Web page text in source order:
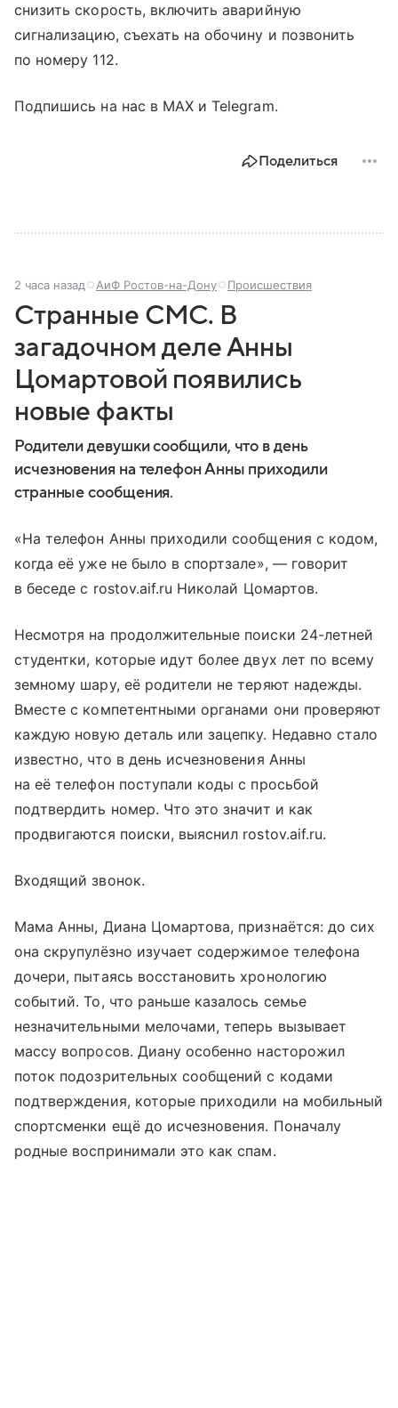
снизить скорость, включить аварийную
сигнализацию, съехать на обочину и позвонить
по номеру 112.
Подпишись на нас в MAX и Telegram.
Поделиться
2 часа назад АиФ Ростов-на-Дону Происшествия
Странные СМС. В
загадочном деле Анны
Цомартовой появились
новые факты
Родители девушки сообщили, что в день
исчезновения на телефон Анны приходили
странные сообщения.
«На телефон Анны приходили сообщения с кодом,
когда её уже не было в спортзале», — говорит
в беседе с rostov.aif.ru Николай Цомартов.
Несмотря на продолжительные поиски 24-летней
студентки, которые идут более двух лет по всему
земному шару, её родители не теряют надежды.
Вместе с компетентными органами они проверяют
каждую новую деталь или зацепку. Недавно стало
известно, что в день исчезновения Анны
на её телефон поступали коды с просьбой
подтвердить номер. Что это значит и как
продвигаются поиски, выяснил rostov.aif.ru.
Входящий звонок.
Мама Анны, Диана Цомартова, признаётся: до сих
она скрупулёзно изучает содержимое телефона
дочери, пытаясь восстановить хронологию
событий. То, что раньше казалось семье
незначительными мелочами, теперь вызывает
массу вопросов. Диану особенно насторожил
поток подозрительных сообщений с кодами
подтверждения, которые приходили на мобильный
спортсменки ещё до исчезновения. Поначалу
родные воспринимали это как спам.